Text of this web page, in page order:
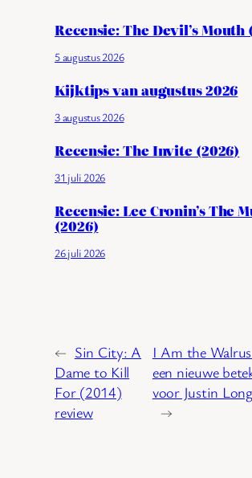
Recensie: The Devil’s Mouth
5 augustus 2026
Kijktips van augustus 2026
3 augustus 2026
Recensie: The Invite (2026)
31 juli 2026
Recensie: Lee Cronin’s The
(2026)
26 juli 2026
← Sin City: A
Dame to Kill
For (2014)
review
I Am the
een nieuwe
voor Justin
→